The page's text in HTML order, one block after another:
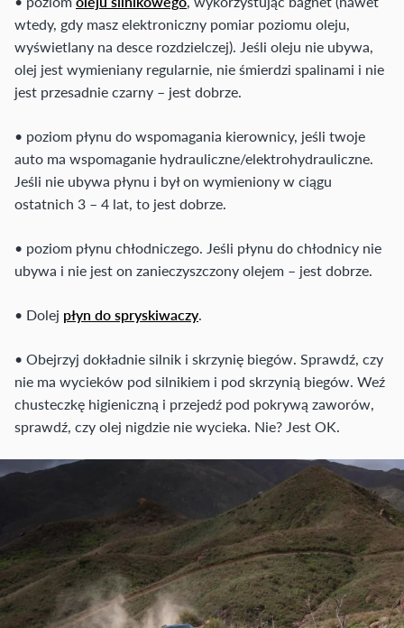
wtedy, gdy masz elektroniczny pomiar poziomu oleju,
wyświetlany na desce rozdzielczej). Jeśli oleju nie ubywa,
olej jest wymieniany regularnie, nie śmierdzi spalinami i nie
jest przesadnie czarny – jest dobrze.
• poziom płynu do wspomagania kierownicy, jeśli twoje
auto ma wspomaganie hydrauliczne/elektrohydrauliczne.
Jeśli nie ubywa płynu i był on wymieniony w ciągu
ostatnich 3 – 4 lat, to jest dobrze.
• poziom płynu chłodniczego. Jeśli płynu do chłodnicy nie
ubywa i nie jest on zanieczyszczony olejem – jest dobrze.
• Dolej płyn do spryskiwaczy.
• Obejrzyj dokładnie silnik i skrzynię biegów. Sprawdź, czy
nie ma wycieków pod silnikiem i pod skrzynią biegów. Weź
chusteczkę higieniczną i przejedź pod pokrywą zaworów,
sprawdź, czy olej nigdzie nie wycieka. Nie? Jest OK.